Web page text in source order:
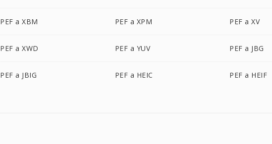
PEF a XBM PEF a XPM PEF a XV
PEF a XWD PEF a YUV PEF a JBG
PEF a JBIG PEF a HEIC PEF a HEIF